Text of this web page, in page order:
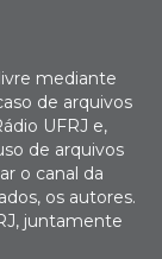
mediante
de arquivos
UFRJ e,
de arquivos
o canal da
os autores.
juntamente